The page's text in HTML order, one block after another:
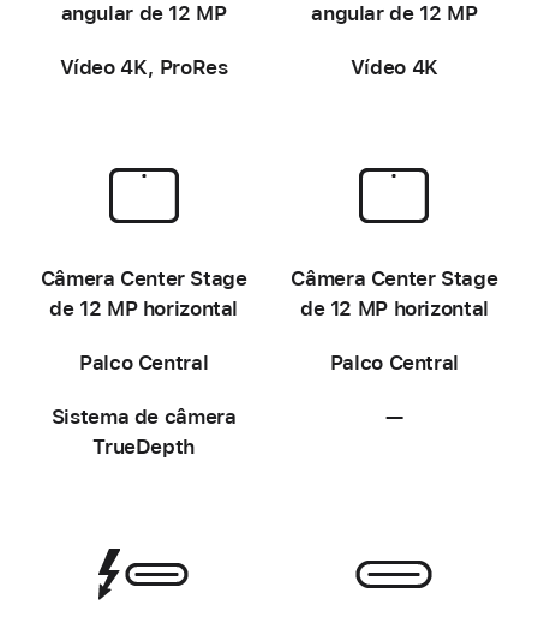
angular de 12 MP
angular de 12 MP
Vídeo 4K, ProRes Vídeo 4K
Câmera Center Stage
de 12 MP horizontal
Câmera Center Stage
de 12 MP horizontal
Palco Central Palco Central
Sistema de câmera
TrueDepth
—Não